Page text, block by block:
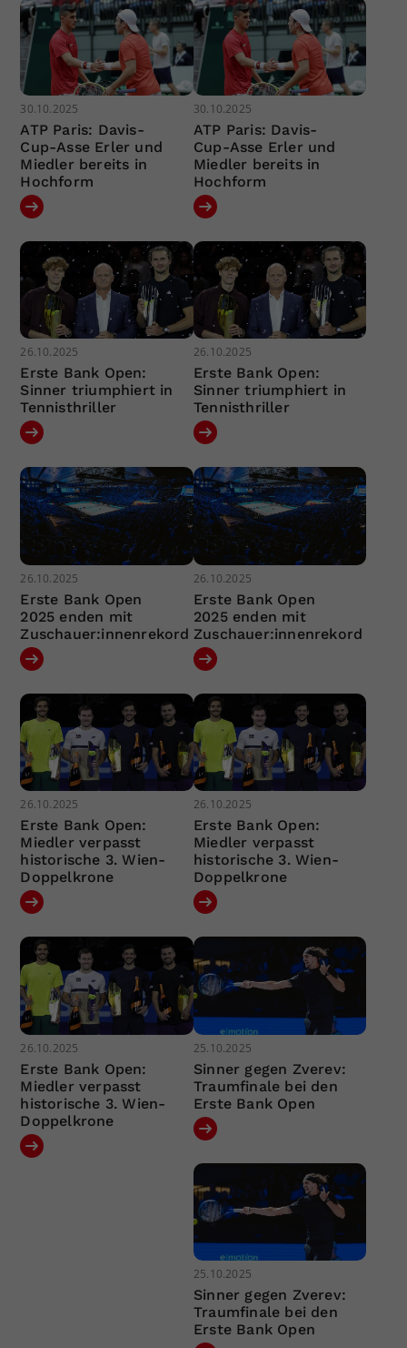
30.10.2025
ATP Paris: Davis-
Cup-Asse Erler und
Miedler bereits in
Hochform
30.10.2025
ATP Paris: Davis-
Cup-Asse Erler und
Miedler bereits in
Hochform
26.10.2025
Erste Bank Open:
Sinner triumphiert in
Tennisthriller
26.10.2025
Erste Bank Open:
Sinner triumphiert in
Tennisthriller
26.10.2025
Erste Bank Open
2025 enden mit
Zuschauer:innenrekord
26.10.2025
Erste Bank Open
2025 enden mit
Zuschauer:innenrekord
26.10.2025
Erste Bank Open:
Miedler verpasst
historische 3. Wien-
Doppelkrone
26.10.2025
Erste Bank Open:
Miedler verpasst
historische 3. Wien-
Doppelkrone
26.10.2025
Erste Bank Open:
Miedler verpasst
historische 3. Wien-
Doppelkrone
25.10.2025
Sinner gegen Zverev:
Traumfinale bei den
Erste Bank Open
25.10.2025
Sinner gegen Zverev:
Traumfinale bei den
Erste Bank Open